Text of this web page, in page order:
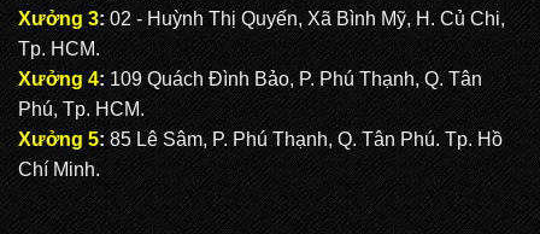
Xưởng 3: 02 - Huỳnh Thị Quyến, Xã Bình Mỹ, H. Củ Chi,
Tp. HCM.
Xưởng 4: 109 Quách Đình Bảo, P. Phú Thạnh, Q. Tân
Phú, Tp. HCM.
Xưởng 5: 85 Lê Sâm, P. Phú Thạnh, Q. Tân Phú. Tp. Hồ
Chí Minh.